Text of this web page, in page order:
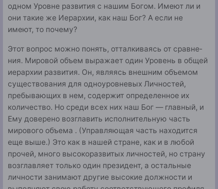
одном Уровне развития с нашим Богом. Имеют ли и
они такие же Иерархии, как наш Бог? А если не
имеют, то почему?
Этот вопрос можно понять, отталкиваясь от сравне­
ния. Мировой объем выражает один Уровень в общей
иерархии развития. Он, являясь внешним объемом
существования для одноуровневых Личностей,
пребываю­щих в нем, содержит определенное их
количество. Но среди всех них наш Бог — главный, и
Ему доверено возглавить исполнительную часть
мирового объема . (Управляю­щая часть находится
еще выше.) Это как в нашей стране, как и в любой
прочей, много высокоразвитых личностей, но страну
возглавляет только один президент, а остальные
личности занимают другие высокие должности и